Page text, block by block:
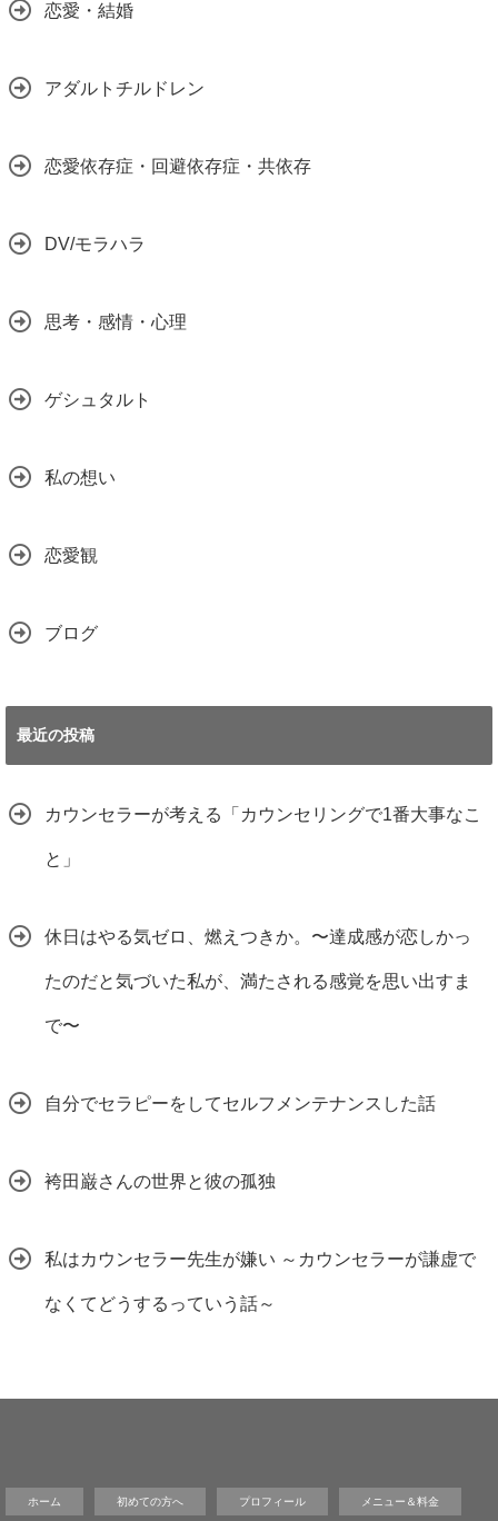
恋愛・結婚
アダルトチルドレン
恋愛依存症・回避依存症・共依存
DV/モラハラ
思考・感情・心理
ゲシュタルト
私の想い
恋愛観
ブログ
最近の投稿
カウンセラーが考える「カウンセリングで1番大事なこ
と」
休日はやる気ゼロ、燃えつきか。〜達成感が恋しかっ
たのだと気づいた私が、満たされる感覚を思い出すま
で〜
自分でセラピーをしてセルフメンテナンスした話
袴田巌さんの世界と彼の孤独
私はカウンセラー先生が嫌い ～カウンセラーが謙虚で
なくてどうするっていう話～
ホーム 初めての方へ プロフィール メニュー＆料金